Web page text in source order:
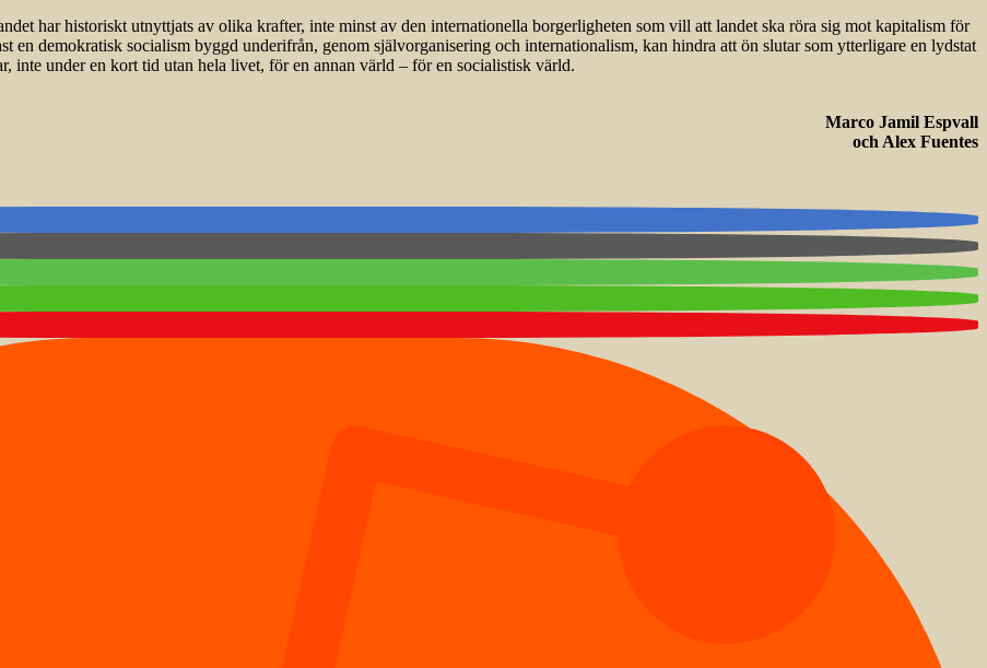
har historiskt utnyttjats av olika krafter, inte minst av den internationella borgerligheten som vill att landet ska röra sig mot kapitalism för
en demokratisk socialism byggd underifrån, genom självorganisering och internationalism, kan hindra att ön slutar som ytterligare en lydstat
inte under en kort tid utan hela livet, för en annan värld – för en socialistisk värld.
Marco Jamil Espvall
och Alex Fuentes